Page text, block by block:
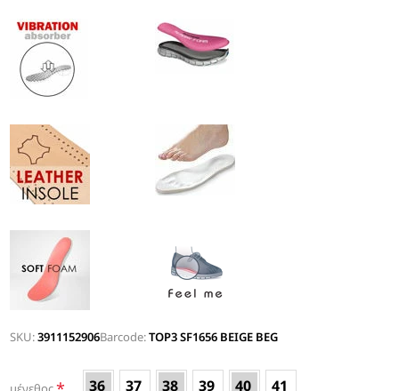
SKU:3911152906Barcode:TOP3 SF1656 BEIGE BEG
36 37 38 39 40 41